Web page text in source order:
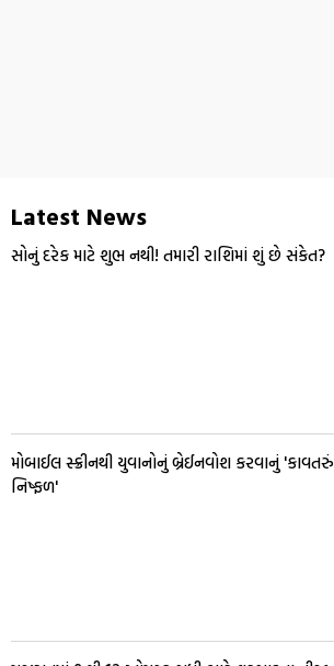
Latest News
સોનું દરેક માટે શુભ નથી! તમારી રાશિમાં શું છે સંકેત?
મોબાઈલ સ્ક્રીનથી યુવાનોનું બ્રેઈનવોશ કરવાનું 'કાવતરું
નિષ્ફળ'